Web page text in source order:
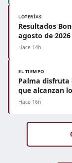
LOTERÍAS
Resultados
agosto de 2026
Hace 14h
EL TIEMPO
Palma disfruta
que alcanzan
Hace 16h